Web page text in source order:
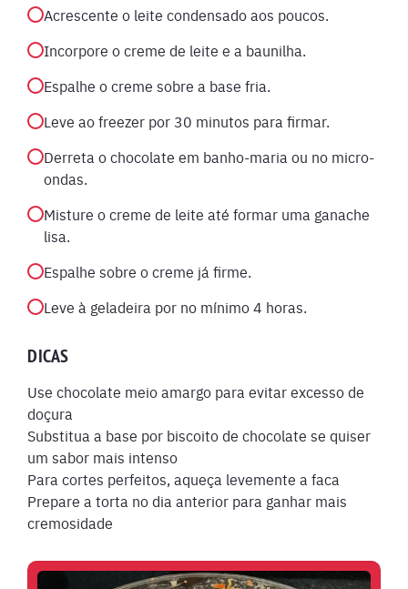
Acrescente o leite condensado aos poucos.
Incorpore o creme de leite e a baunilha.
Espalhe o creme sobre a base fria.
Leve ao freezer por 30 minutos para firmar.
Derreta o chocolate em banho-maria ou no micro-
ondas.
Misture o creme de leite até formar uma ganache
lisa.
Espalhe sobre o creme já firme.
Leve à geladeira por no mínimo 4 horas.
DICAS
Use chocolate meio amargo para evitar excesso de
doçura
Substitua a base por biscoito de chocolate se quiser
um sabor mais intenso
Para cortes perfeitos, aqueça levemente a faca
Prepare a torta no dia anterior para ganhar mais
cremosidade